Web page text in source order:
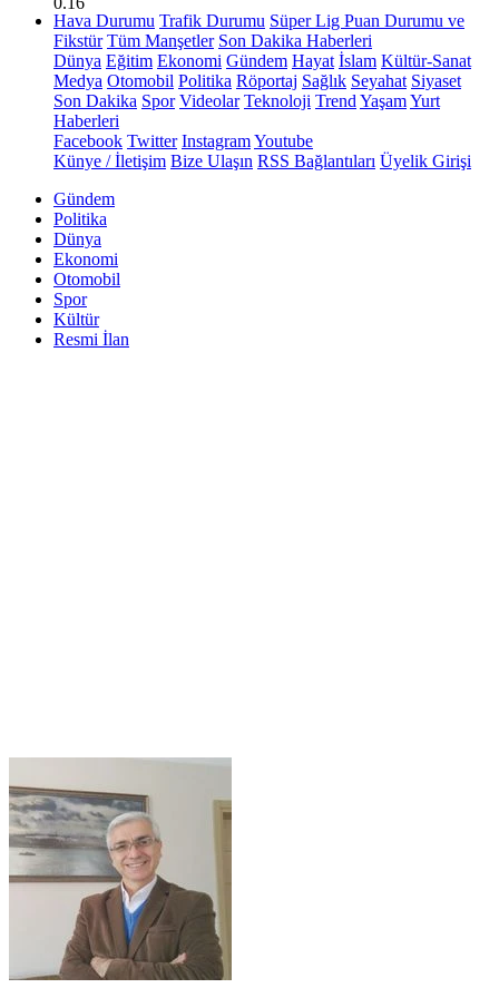
Hava Durumu Trafik Durumu Süper Lig Puan Durumu ve
Fikstür Tüm Manşetler Son Dakika Haberleri
Dünya Eğitim Ekonomi Gündem Hayat İslam Kültür-Sanat
Medya Otomobil Politika Röportaj Sağlık Seyahat Siyaset
Son Dakika Spor Videolar Teknoloji Trend YaşamYurt
Haberleri
Facebook Twitter InstagramYoutube
Künye / İletişim Bize Ulaşın RSS Bağlantıları Üyelik Girişi
Gündem
Politika
Dünya
Ekonomi
Otomobil
Spor
Kültür
Resmi İlan